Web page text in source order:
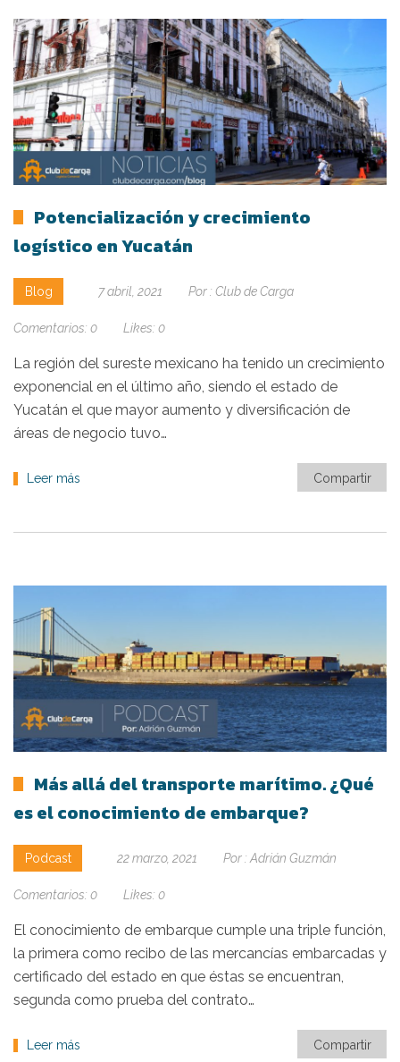
Potencialización y crecimiento
logístico en Yucatán
Blog 7 abril, 2021 Por : Club de Carga
Comentarios: 0 Likes: 0
La región del sureste mexicano ha tenido un crecimiento
exponencial en el último año, siendo el estado de
Yucatán el que mayor aumento y diversificación de
áreas de negocio tuvo…
Leer más Compartir
Más allá del transporte marítimo. ¿Qué
es el conocimiento de embarque?
Podcast 22 marzo, 2021 Por : Adrián Guzmán
Comentarios: 0 Likes: 0
El conocimiento de embarque cumple una triple función,
la primera como recibo de las mercancías embarcadas y
certificado del estado en que éstas se encuentran,
segunda como prueba del contrato…
Leer más Compartir